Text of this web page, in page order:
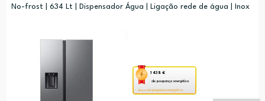
No-frost | 634 Lt | Dispensador Água | Ligação rede de água | Inox
1 438 €
de poupança energética
Ouroem poupança energética
Esta
ação